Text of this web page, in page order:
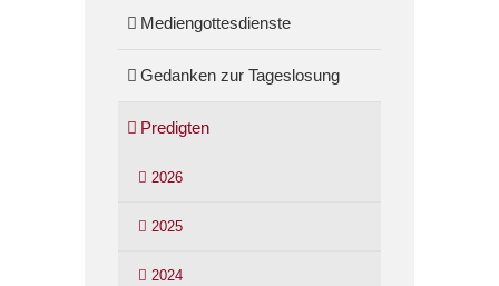
Mediengottesdienste
Gedanken zur Tageslosung
Predigten
2026
2025
2024